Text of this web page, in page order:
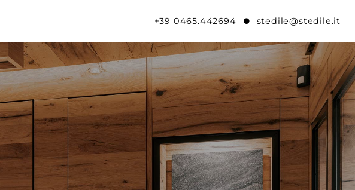
+39 0465.442694 stedile@stedile.it